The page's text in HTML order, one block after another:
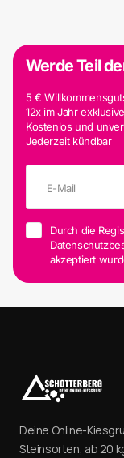
Werde Teil
5 €
12x im Jahr
Kostenlos und
Jederzeit kündbar
Durch die
akzeptiert
Deine Online-
Steinsorten, ab 20